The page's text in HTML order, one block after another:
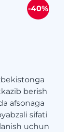
berish
afsonaga
sifati
uchun
-40%